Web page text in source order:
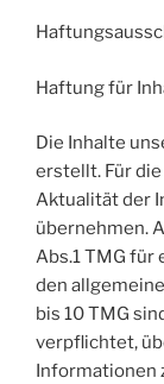
Haftung für
Die Inhalte
erstellt. Für
Aktualität der
übernehmen.
Abs.1 TMG für
den
bis 10 TMG
verpflichtet,
Informationen